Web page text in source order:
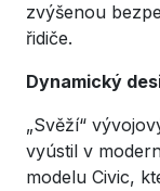
zvýšenou
řidiče.
Dynamický
„Svěží“
vyústil v
modelu Civic,